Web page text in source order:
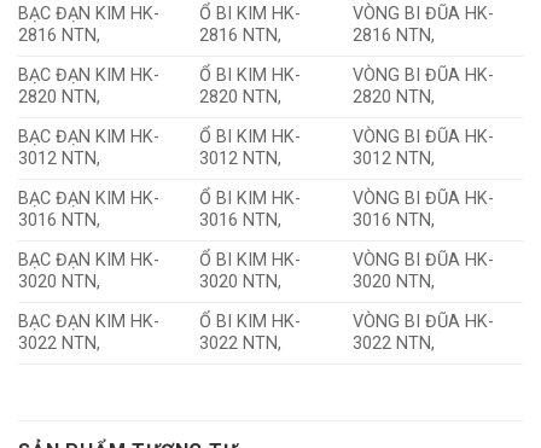
BẠC ĐẠN KIM HK-
2816 NTN,
Ổ BI KIM HK-
2816 NTN,
VÒNG BI ĐŨA HK-
2816 NTN,
BẠC ĐẠN KIM HK-
2820 NTN,
Ổ BI KIM HK-
2820 NTN,
VÒNG BI ĐŨA HK-
2820 NTN,
BẠC ĐẠN KIM HK-
3012 NTN,
Ổ BI KIM HK-
3012 NTN,
VÒNG BI ĐŨA HK-
3012 NTN,
BẠC ĐẠN KIM HK-
3016 NTN,
Ổ BI KIM HK-
3016 NTN,
VÒNG BI ĐŨA HK-
3016 NTN,
BẠC ĐẠN KIM HK-
3020 NTN,
Ổ BI KIM HK-
3020 NTN,
VÒNG BI ĐŨA HK-
3020 NTN,
BẠC ĐẠN KIM HK-
3022 NTN,
Ổ BI KIM HK-
3022 NTN,
VÒNG BI ĐŨA HK-
3022 NTN,